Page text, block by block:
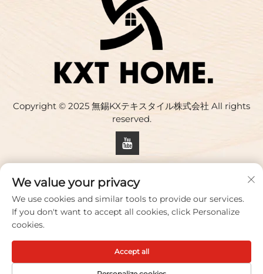
Copyright © 2025 無錫KXテキスタイル株式会社 All rights
reserved.
プライバシーポリシー
お問い合わせ
Address: 建物17号,華慶クリエイティブパーク,33号 志水道,武
蔵市,江蘇省,中国
+86-18100656573
We value your privacy
We use cookies and similar tools to provide our services.
If you don't want to accept all cookies, click Personalize
cookies.
Accept all